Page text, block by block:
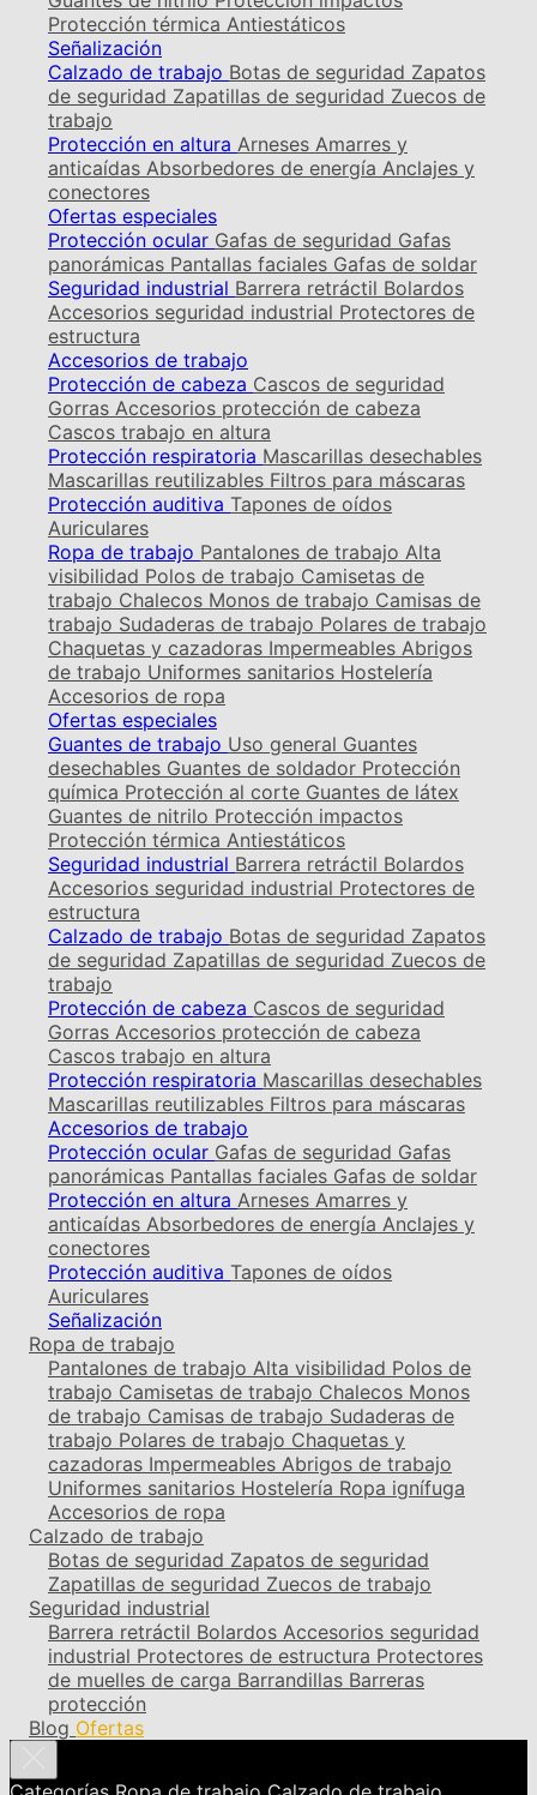
Protección térmica Antiestáticos
Señalización
Calzado de trabajo Botas de seguridad Zapatos
de seguridad Zapatillas de seguridad Zuecos de
trabajo
Protección en altura Arneses Amarres y
anticaídas Absorbedores de energía Anclajes y
conectores
Ofertas especiales
Protección ocular Gafas de seguridad Gafas
panorámicas Pantallas faciales Gafas de soldar
Seguridad industrial Barrera retráctil Bolardos
Accesorios seguridad industrial Protectores de
estructura
Accesorios de trabajo
Protección de cabeza Cascos de seguridad
Gorras Accesorios protección de cabeza
Cascos trabajo en altura
Protección respiratoria Mascarillas desechables
Mascarillas reutilizables Filtros para máscaras
Protección auditiva Tapones de oídos
Auriculares
Ropa de trabajo Pantalones de trabajo Alta
visibilidad Polos de trabajo Camisetas de
trabajo Chalecos Monos de trabajo Camisas de
trabajo Sudaderas de trabajo Polares de trabajo
Chaquetas y cazadoras Impermeables Abrigos
de trabajo Uniformes sanitarios Hostelería
Accesorios de ropa
Ofertas especiales
Guantes de trabajo Uso general Guantes
desechables Guantes de soldador Protección
química Protección al corte Guantes de látex
Guantes de nitrilo Protección impactos
Protección térmica Antiestáticos
Seguridad industrial Barrera retráctil Bolardos
Accesorios seguridad industrial Protectores de
estructura
Calzado de trabajo Botas de seguridad Zapatos
de seguridad Zapatillas de seguridad Zuecos de
trabajo
Protección de cabeza Cascos de seguridad
Gorras Accesorios protección de cabeza
Cascos trabajo en altura
Protección respiratoria Mascarillas desechables
Mascarillas reutilizables Filtros para máscaras
Accesorios de trabajo
Protección ocular Gafas de seguridad Gafas
panorámicas Pantallas faciales Gafas de soldar
Protección en altura Arneses Amarres y
anticaídas Absorbedores de energía Anclajes y
conectores
Protección auditiva Tapones de oídos
Auriculares
Señalización
Ropa de trabajo
Pantalones de trabajo Alta visibilidad Polos de
trabajo Camisetas de trabajo Chalecos Monos
de trabajo Camisas de trabajo Sudaderas de
trabajo Polares de trabajo Chaquetas y
cazadoras Impermeables Abrigos de trabajo
Uniformes sanitarios Hostelería Ropa ignífuga
Accesorios de ropa
Calzado de trabajo
Botas de seguridad Zapatos de seguridad
Zapatillas de seguridad Zuecos de trabajo
Seguridad industrial
Barrera retráctil Bolardos Accesorios seguridad
industrial Protectores de estructura Protectores
de muelles de carga Barrandillas Barreras
protección
Blog Ofertas